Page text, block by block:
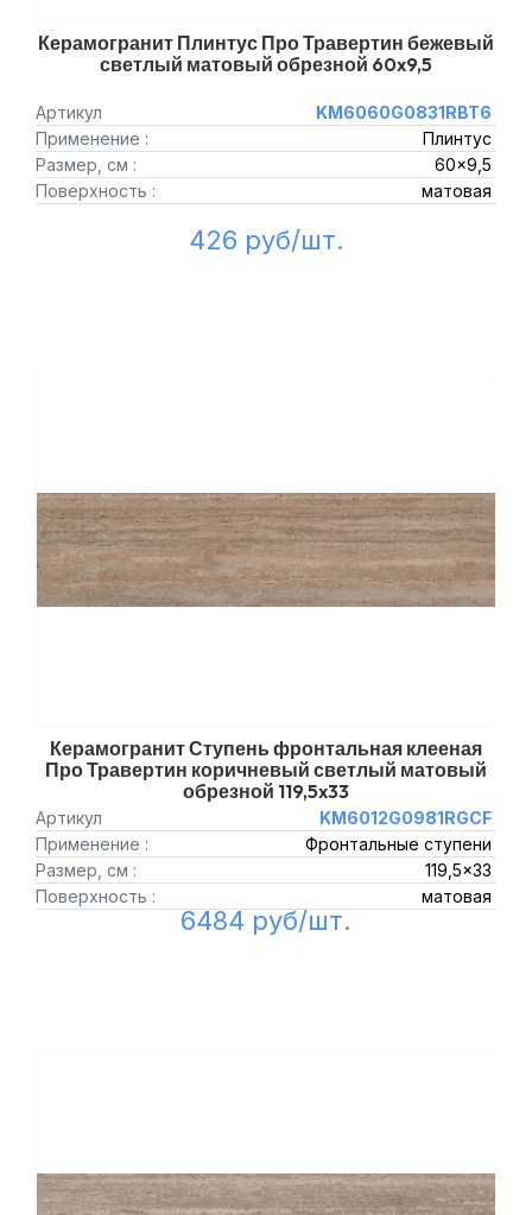
Керамогранит Плинтус Про Травертин бежевый
светлый матовый обрезной 60x9,5
Артикул
KM6060G0831RBT6
Применение :
Плинтус
Размер, см :
60x9,5
Поверхность :
матовая
426 руб/шт.
Керамогранит Ступень фронтальная клееная
Про Травертин коричневый светлый матовый
обрезной 119,5x33
Артикул
KM6012G0981RGCF
Применение :
Фронтальные ступени
Размер, см :
119,5x33
Поверхность :
матовая
6484 руб/шт.